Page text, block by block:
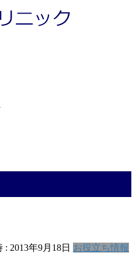
: 2013年9月18日 お役立ち情報